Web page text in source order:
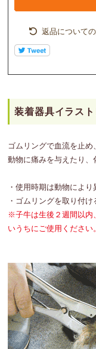
返品について
装着器具イラス
ゴムリングで血流を止め
動物に痛みを与えたり、
・使用時期は動物により
・ゴムリングを取り付
※子牛は生後２週間以内
いうちにご使用ください。